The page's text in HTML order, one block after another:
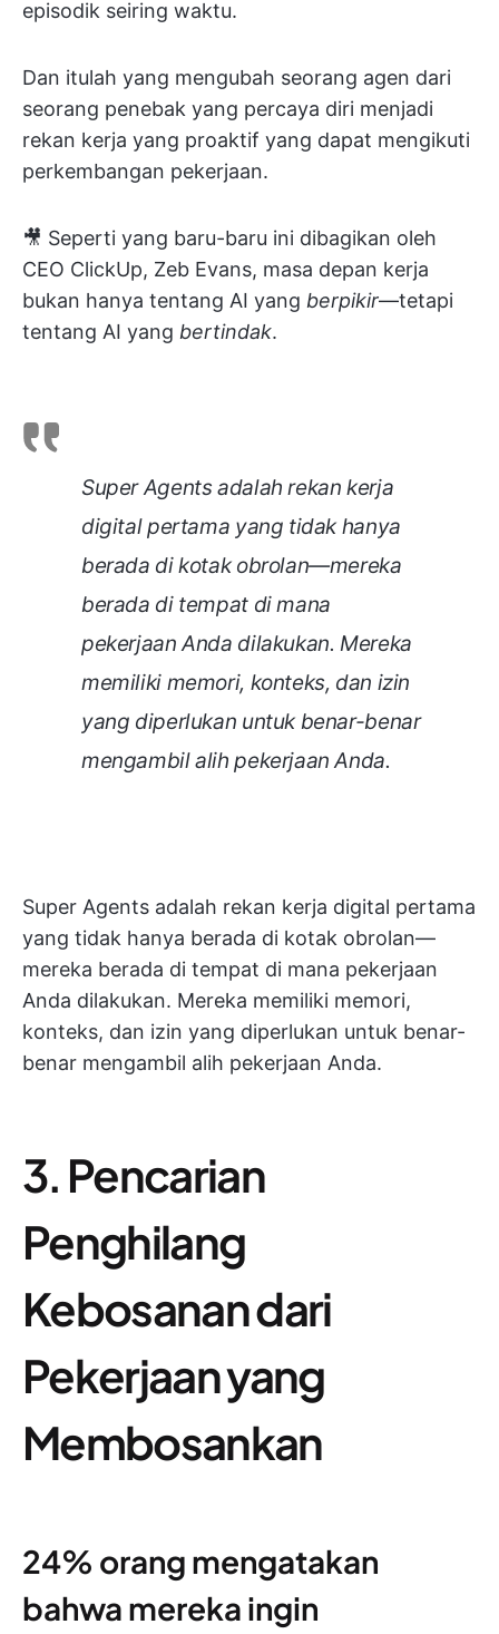
episodik seiring waktu.
Dan itulah yang mengubah seorang agen dari
seorang penebak yang percaya diri menjadi
rekan kerja yang proaktif yang dapat mengikuti
perkembangan pekerjaan.
🎥 Seperti yang baru-baru ini dibagikan oleh
CEO ClickUp, Zeb Evans, masa depan kerja
bukan hanya tentang AI yang berpikir—tetapi
tentang AI yang bertindak.
Super Agents adalah rekan kerja
digital pertama yang tidak hanya
berada di kotak obrolan—mereka
berada di tempat di mana
pekerjaan Anda dilakukan. Mereka
memiliki memori, konteks, dan izin
yang diperlukan untuk benar-benar
mengambil alih pekerjaan Anda.
Super Agents adalah rekan kerja digital pertama
yang tidak hanya berada di kotak obrolan—
mereka berada di tempat di mana pekerjaan
Anda dilakukan. Mereka memiliki memori,
konteks, dan izin yang diperlukan untuk benar-
benar mengambil alih pekerjaan Anda.
3. Pencarian
Penghilang
Kebosanan dari
Pekerjaan yang
Membosankan
24% orang mengatakan
bahwa mereka ingin